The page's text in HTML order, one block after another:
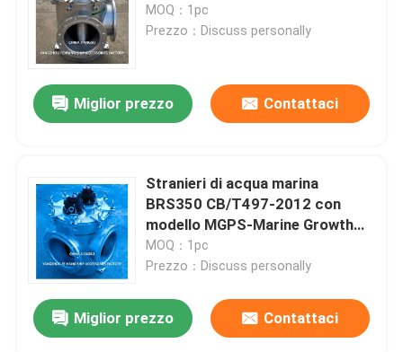
MOQ：1pc
Prezzo：Discuss personally
Miglior prezzo Contattaci
Stranieri di acqua marina
BRS350 CB/T497-2012 con
modello MGPS-Marine Growth
Prevention System
MOQ：1pc
Prezzo：Discuss personally
Miglior prezzo Contattaci